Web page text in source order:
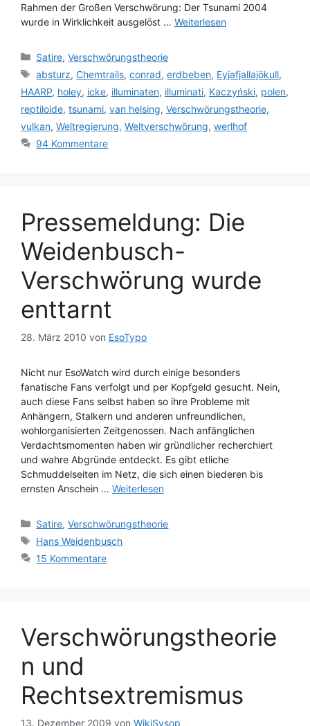
Rahmen der Großen Verschwörung: Der Tsunami 2004
wurde in Wirklichkeit ausgelöst … Weiterlesen
Kategorien
Satire,Verschwörungstheorie
Schlagwörter
absturz,Chemtrails,conrad,erdbeben, Eyjafjallajökull,
HAARP, holey, icke, illuminaten, illuminati, Kaczyński, polen,
reptiloide, tsunami, van helsing, Verschwörungstheorie,
vulkan, Weltregierung, Weltverschwörung, werlhof
94 Kommentare
Pressemeldung: Die
Weidenbusch-
Verschwörung wurde
enttarnt
28. März 2010 von EsoTypo
Nicht nur EsoWatch wird durch einige besonders
fanatische Fans verfolgt und per Kopfgeld gesucht. Nein,
auch diese Fans selbst haben so ihre Probleme mit
Anhängern, Stalkern und anderen unfreundlichen,
wohlorganisierten Zeitgenossen. Nach anfänglichen
Verdachtsmomenten haben wir gründlicher recherchiert
und wahre Abgründe entdeckt. Es gibt etliche
Schmuddelseiten im Netz, die sich einen biederen bis
ernsten Anschein … Weiterlesen
Kategorien
Satire,Verschwörungstheorie
Schlagwörter
Hans Weidenbusch
15 Kommentare
Verschwörungstheorie
n und
Rechtsextremismus
13. Dezember 2009 von WikiSysop